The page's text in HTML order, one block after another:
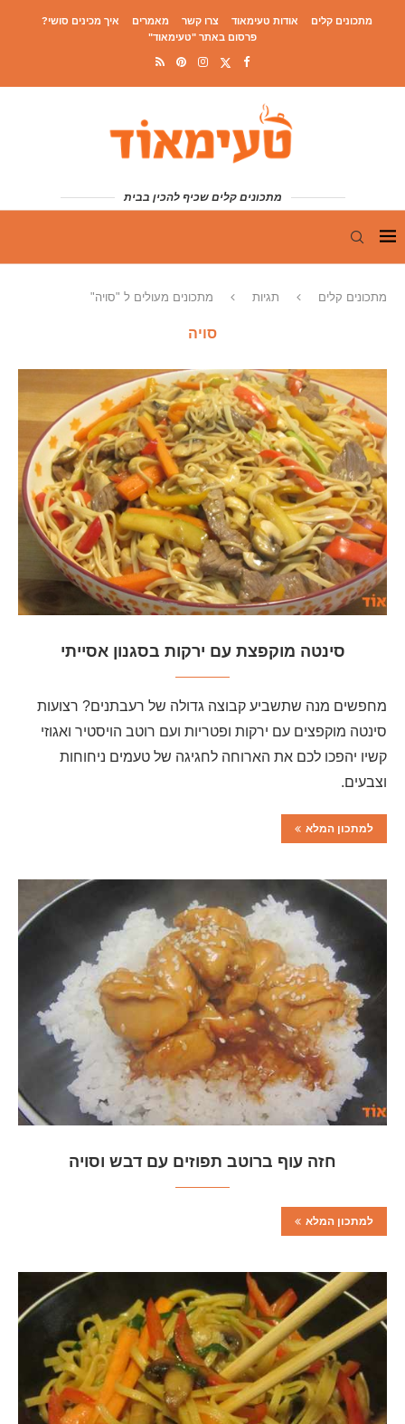
מתכונים קלים אודות טעימאוד צרו קשר מאמרים
איך מכינים סושי?
פרסום באתר "טעימאוד"
מתכונים קלים שכיף להכין בבית
מתכונים קלים תגיות מתכונים מעולים ל "סויה"
סויה
סינטה מוקפצת עם ירקות בסגנון אסייתי
מחפשים מנה שתשביע קבוצה גדולה של רעבתנים? רצועות
סינטה מוקפצים עם ירקות ופטריות ועם רוטב הויסטיר ואגוזי
קשיו יהפכו לכם את הארוחה לחגיגה של טעמים ניחוחות
וצבעים.
למתכון המלא
חזה עוף ברוטב תפוזים עם דבש וסויה
למתכון המלא